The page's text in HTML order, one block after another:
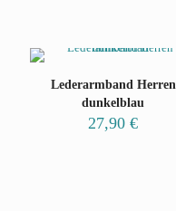
Lederarmband Herren
dunkelblau
27,90€